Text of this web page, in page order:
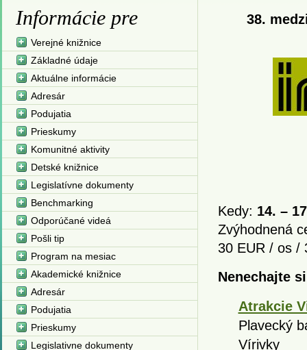
38.
Kedy: 14. –
Zvýhodnená
30 EUR / os /
Nenechajte
Atrakcie
Plavecký
Vírivky
Informácie pre
Verejné knižnice
Základné údaje
Aktuálne informácie
Adresár
Podujatia
Prieskumy
Komunitné aktivity
Detské knižnice
Legislatívne dokumenty
Benchmarking
Odporúčané videá
Pošli tip
Program na mesiac
Akademické knižnice
Adresár
Podujatia
Prieskumy
Legislativne dokumenty